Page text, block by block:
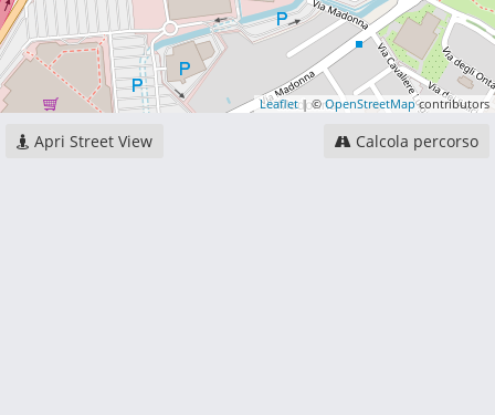
Leaflet| ©OpenStreetMapcontributors
Apri Street View Calcola percorso